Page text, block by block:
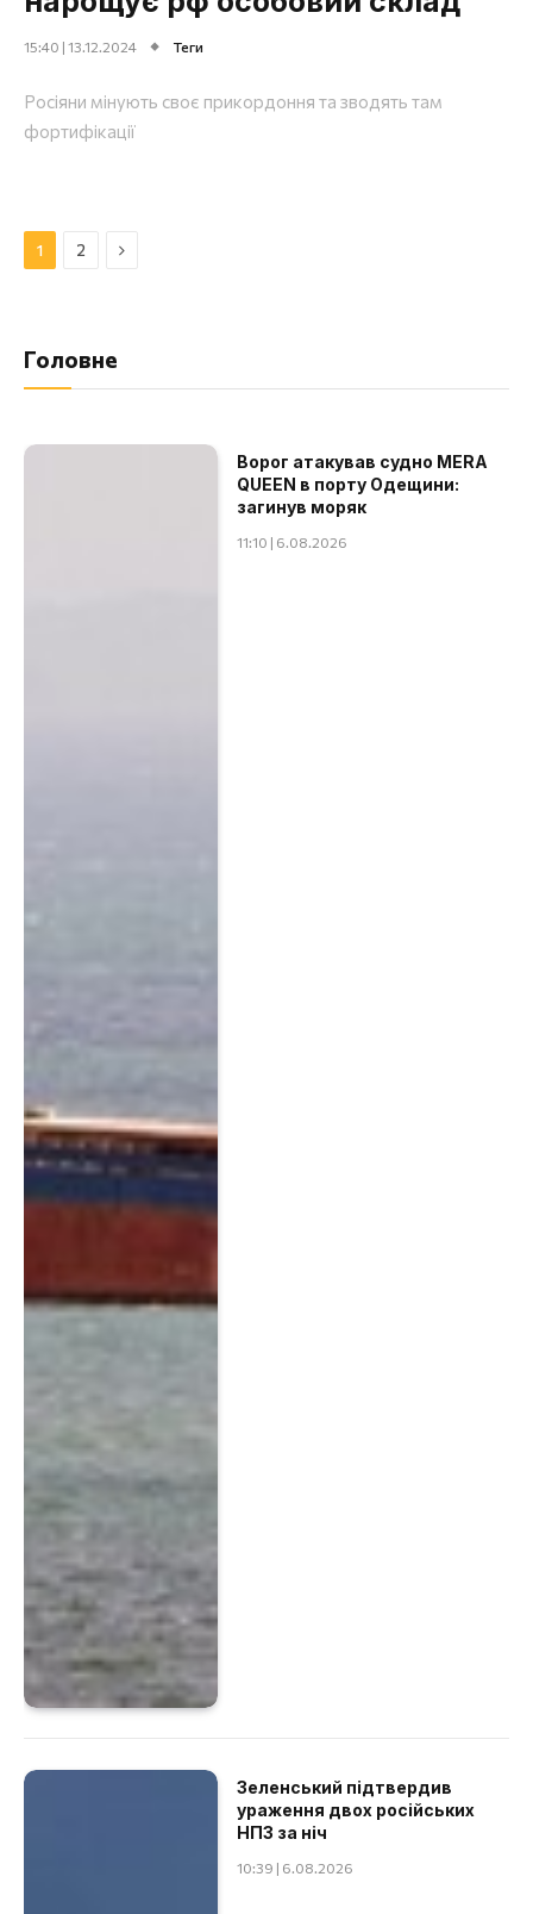
15:40 | 13.12.2024 Теги
Росіяни мінують своє прикордоння та зводять там
фортифікації
1 2 Далі
Головне
Ворог атакував судно MERA
QUEEN в порту Одещини:
загинув моряк
11:10 | 6.08.2026
Зеленський підтвердив
ураження двох російських
НПЗ за ніч
10:39 | 6.08.2026